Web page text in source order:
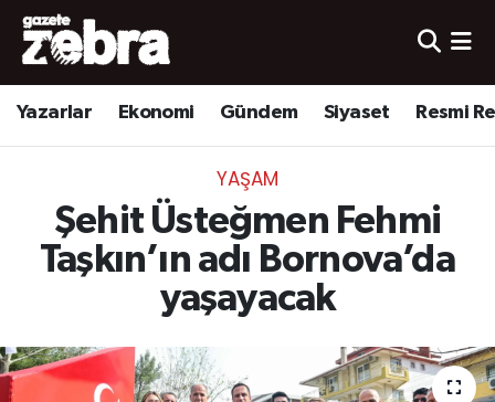
Yazarlar Ekonomi Gündem Siyaset Resmi
YAŞAM
Şehit Üsteğmen Fehmi
Taşkın’ın adı Bornova’da
yaşayacak
Yazarlar
Ekonomi
Kültür-Sanat
Yerel
Nöbetçi Eczaneler
Hava Durumu
Trafik Durumu
Süper Lig Puan Durumu ve Fikstür
Tüm Manşetler
Son Dakika Haberleri